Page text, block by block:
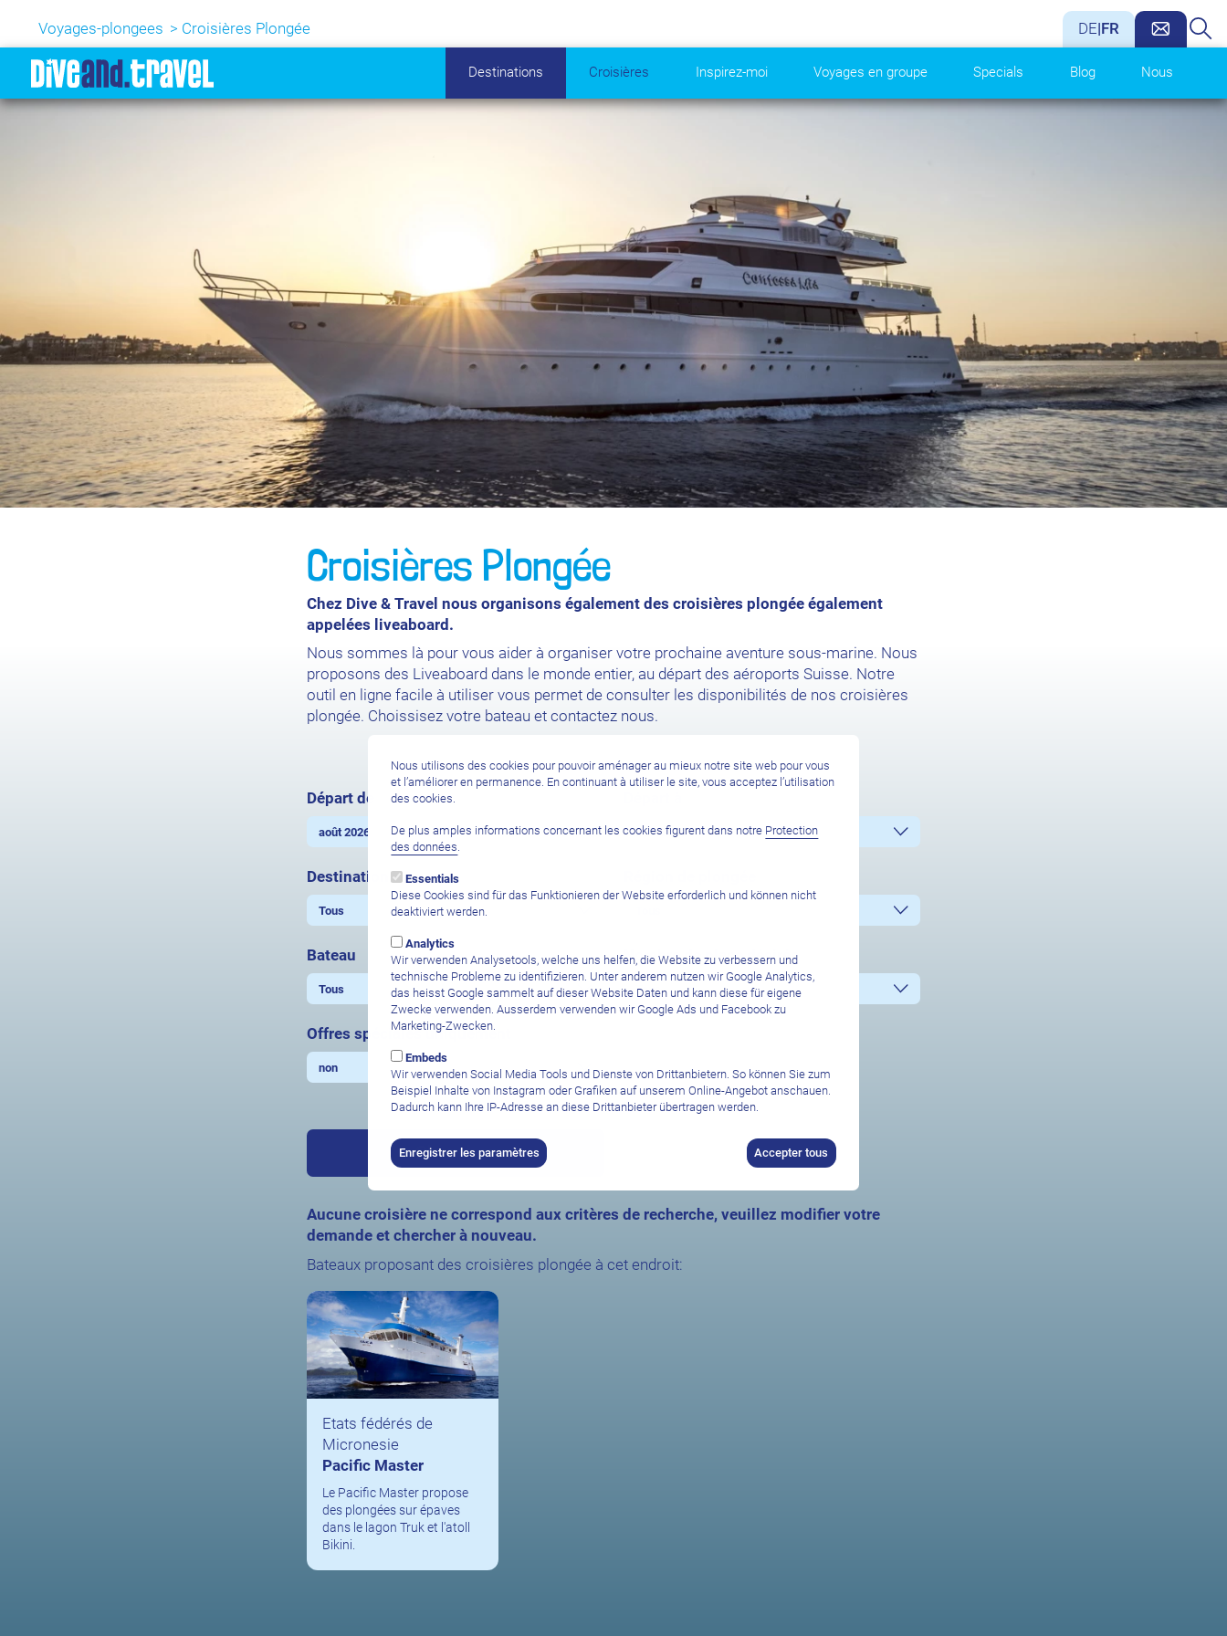
Voyages-plongees Croisières Plongée DE|FR
Destinations Croisières Inspirez-moi Voyages en groupe Specials Blog Nous
Croisières Plongée
Chez Dive & Travel nous organisons également des croisières plongée également
appelées liveaboard.
Nous sommes là pour vous aider à organiser votre prochaine aventure sous-marine. Nous
proposons des Liveaboard dans le monde entier, au départ des aéroports Suisse. Notre
outil en ligne facile à utiliser vous permet de consulter les disponibilités de nos croisières
plongée. Choissisez votre bateau et contactez nous.
Départ de
Destination
Bateau Nombre de place désirée
Offres spéciales uniquement
Chercher
Aucune croisière ne correspond aux critères de recherche, veuillez modifier votre
demande et chercher à nouveau.
Bateaux proposant des croisières plongée à cet endroit:
Etats fédérés de
Micronesie
Pacific Master
Le Pacific Master propose
des plongées sur épaves
dans le lagon Truk et l'atoll
Bikini.
Nous utilisons des cookies pour pouvoir aménager au mieux notre site web pour vous
et l’améliorer en permanence. En continuant à utiliser le site, vous acceptez l’utilisation
des cookies.
De plus amples informations concernant les cookies figurent dans notre Protection
des données.
Essentials
Diese Cookies sind für das Funktionieren der Website erforderlich und können nicht
deaktiviert werden.
Analytics
Wir verwenden Analysetools, welche uns helfen, die Website zu verbessern und
technische Probleme zu identifizieren. Unter anderem nutzen wir Google Analytics,
das heisst Google sammelt auf dieser Website Daten und kann diese für eigene
Zwecke verwenden. Ausserdem verwenden wir Google Ads und Facebook zu
Marketing-Zwecken.
Embeds
Wir verwenden Social Media Tools und Dienste von Drittanbietern. So können Sie zum
Beispiel Inhalte von Instagram oder Grafiken auf unserem Online-Angebot anschauen.
Dadurch kann Ihre IP-Adresse an diese Drittanbieter übertragen werden.
Enregistrer les paramètres Accepter tous